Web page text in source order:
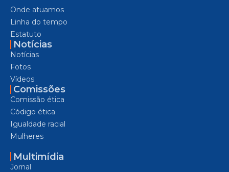
Onde atuamos
Linha do tempo
Estatuto
Notícias
Notícias
Fotos
Vídeos
Comissões
Comissão ética
Código ética
Igualdade racial
Mulheres
Multimídia
Jornal